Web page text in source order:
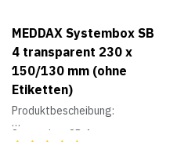
MEDDAX Systembox SB
4 transparent 230 x
150/130 mm (ohne
Etiketten)
Produktbescheibung:
Systembox SB 4 transparent